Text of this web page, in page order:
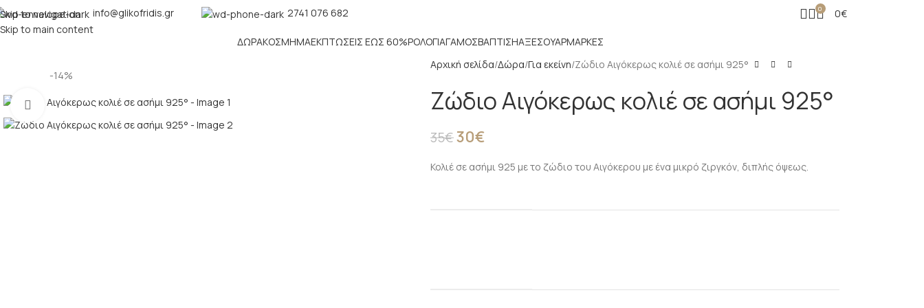
Skip to navigation
Skip to main content
info@glikofridis.gr 2741 076 682 0 0€
ΔΏΡΑΚΌΣΜΗΜΑΕΚΠΤΏΣΕΙΣ ΈΩΣ 60%ΡΟΛΌΓΙΑΓΆΜΟΣΒΆΠΤΙΣΗΑΞΕΣΟΥΆΡΜΑΡΚΕΣ
-14%
Click to enlarge
Αρχική σελίδα Δώρα Για εκείνη Ζώδιο Αιγόκερως κολιέ σε ασήμι 925°
Ζώδιο Αιγόκερως κολιέ σε ασήμι 925°
35€30€
Κολιέ σε ασήμι 925 με το ζώδιο του Αιγόκερου με ένα μικρό ζιργκόν, διπλής όψεως.